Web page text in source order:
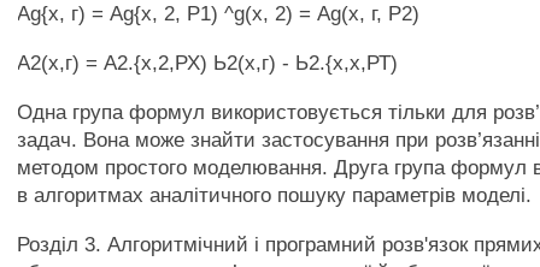
Ag{x, г) = Ag{x, 2, Р1) ^g(x, 2) = Аg(x, г, Р2)
А2(х,г) = А2.{х,2,РХ) Ь2(х,г) - Ь2.{х,х,РТ)
Одна група формул використовується тільки для
задач. Вона може знайти застосування при
методом простого моделювання. Друга група формул
в алгоритмах аналітичного пошуку параметрів моделі.
Розділ 3. Алгоритмічний і програмний розв'язок